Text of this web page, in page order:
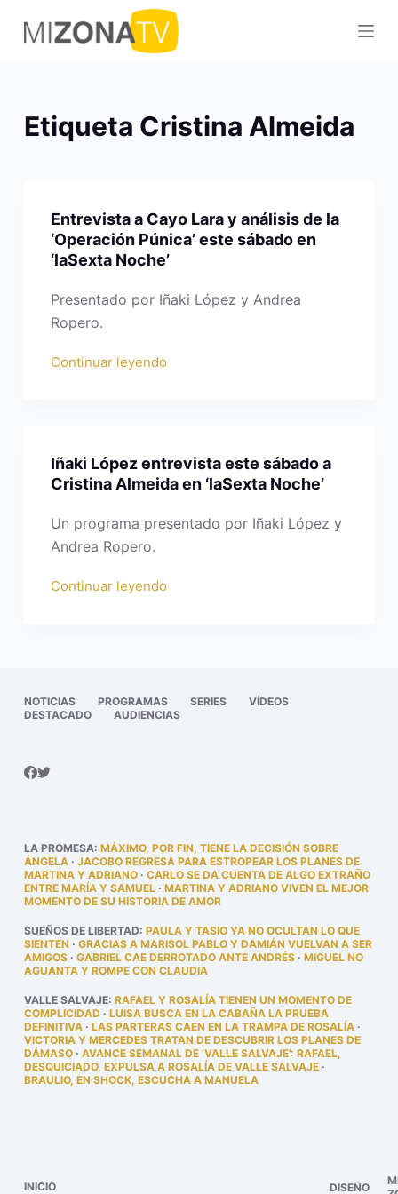
S
a
aEtiqueta Cristina Almeida
Entrevista a Cayo Lara y análisis de la
‘Operación Púnica’ este sábado en
‘laSexta Noche’
Presentado por Iñaki López y Andrea
Ropero.
Continuar leyendo
Iñaki López entrevista este sábado a
Cristina Almeida en ‘laSexta Noche’
Un programa presentado por Iñaki López y
Andrea Ropero.
Continuar leyendo
NOTICIAS PROGRAMAS SERIES
VÍDEOS
DESTACADO
AUDIENCIAS
LA PROMESA: MÁXIMO, POR FIN, TIENE LA DECISIÓN SOBRE
ÁNGELA· JACOBO REGRESA PARA ESTROPEAR LOS PLANES DE
MARTINA Y ADRIANO· CARLO SE DA CUENTA DE ALGO EXTRAÑO
ENTRE MARÍA Y SAMUEL· MARTINA Y ADRIANO VIVEN EL MEJOR
MOMENTO DE SU HISTORIA DE AMOR
SUEÑOS DE LIBERTAD: PAULA Y TASIO YA NO OCULTAN LO QUE
SIENTEN · GRACIAS A MARISOL PABLO Y DAMIÁN VUELVAN A SER
AMIGOS· GABRIEL CAE DERROTADO ANTE ANDRÉS· MIGUEL NO
AGUANTA Y ROMPE CON CLAUDIA
VALLE SALVAJE: RAFAEL Y ROSALÍA TIENEN UN MOMENTO DE
COMPLICIDAD · LUISA BUSCA EN LA CABAÑA LA PRUEBA
DEFINITIVA· LAS PARTERAS CAEN EN LA TRAMPA DE ROSALÍA·
VICTORIA Y MERCEDES TRATAN DE DESCUBRIR LOS PLANES DE
DÁMASO· AVANCE SEMANAL DE ‘VALLE SALVAJE’: RAFAEL,
DESQUICIADO, EXPULSA A ROSALÍA DE VALLE SALVAJE·
BRAULIO, EN SHOCK, ESCUCHA A MANUELA
INICIO
DISEÑO